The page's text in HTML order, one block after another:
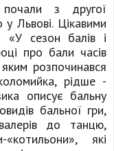
почали з другої
Львові. Цікавими
«У сезон балів і
про бали часів
розпочинався
рідше -
описує бальну
бальної гри,
до танцю,
які